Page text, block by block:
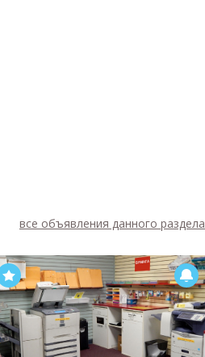
все объявления данного раздела